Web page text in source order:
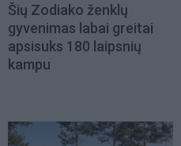
Šių Zodiako ženklų
gyvenimas labai greitai
apsisuks 180 laipsnių
kampu